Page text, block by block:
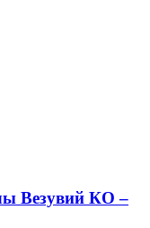
Везувий КО –